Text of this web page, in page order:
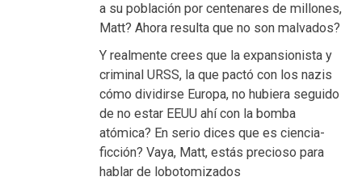
a su población por centenares de millones,
Matt? Ahora resulta que no son malvados?
Y realmente crees que la expansionista y
criminal URSS, la que pactó con los nazis
cómo dividirse Europa, no hubiera seguido
de no estar EEUU ahí con la bomba
atómica? En serio dices que es ciencia-
ficción? Vaya, Matt, estás precioso para
hablar de lobotomizados